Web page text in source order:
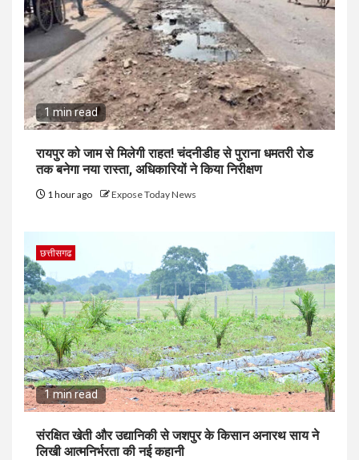
1 min read
रायपुर को जाम से मिलेगी राहत! चंदनीडीह से पुराना धमतरी रोड
तक बनेगा नया रास्ता, अधिकारियों ने किया निरीक्षण
1 hour ago Expose Today News
छत्तीसगढ
1 min read
संरक्षित खेती और उद्यानिकी से जशपुर के किसान अनारथ साय ने
लिखी आत्मनिर्भरता की नई कहानी